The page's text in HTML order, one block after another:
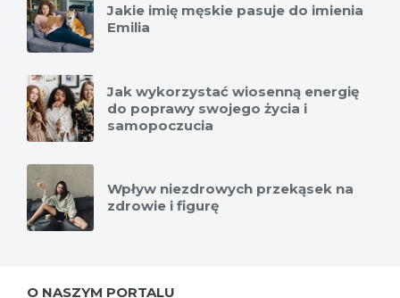
Jakie imię męskie pasuje do imienia
Emilia
Jak wykorzystać wiosenną energię
do poprawy swojego życia i
samopoczucia
Wpływ niezdrowych przekąsek na
zdrowie i figurę
O NASZYM PORTALU